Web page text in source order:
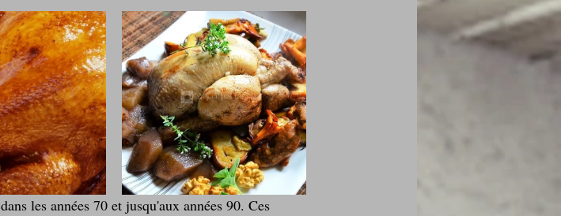
dans les années 70 et jusqu'aux années 90. Ces